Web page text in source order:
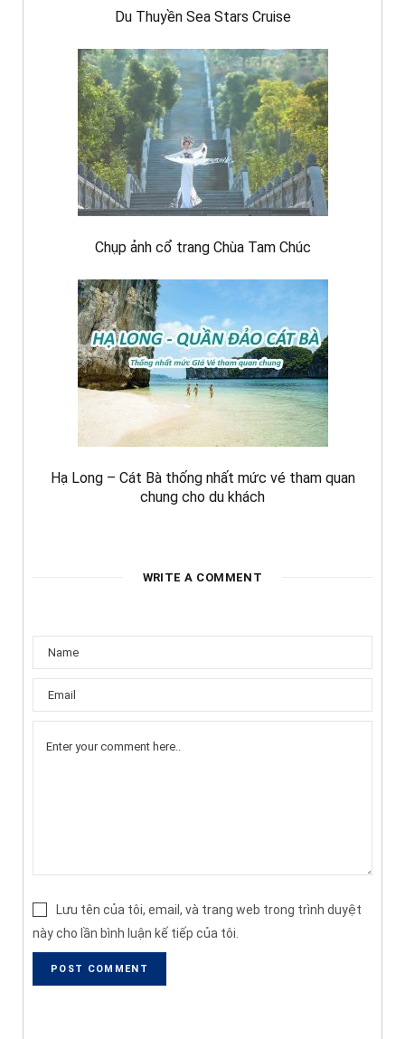
Du Thuyền Sea Stars Cruise
Chụp ảnh cổ trang Chùa Tam Chúc
Hạ Long – Cát Bà thống nhất mức vé tham quan
chung cho du khách
WRITE A COMMENT
Lưu tên của tôi, email, và trang web trong trình duyệt
này cho lần bình luận kế tiếp của tôi.